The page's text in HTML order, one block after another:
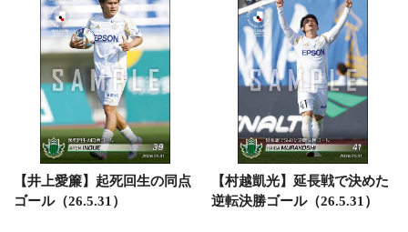
【井上愛簾】起死回生の同点
ゴール（26.5.31）
【村越凱光】延長戦で決めた
逆転決勝ゴール（26.5.31）